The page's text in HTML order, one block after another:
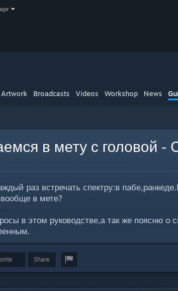
Artwork Broadcasts Videos Workshop News
в мету с головой -
раз встречать спектру:в
в мете?
в этом руководстве,а так же поясню о
Share